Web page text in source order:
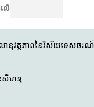
ើ
ានុវត្តភាពនៃវិស័យទេសចរណ៏
សីហនុ